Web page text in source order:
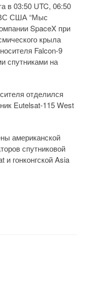
в 03:50 UTC, 06:50
США “Мыс
SpaceX при
крыла
Falcon-9
спутниками на
отделился
Eutelsat-115 West
американской
спутниковой
и гонконгской Asia